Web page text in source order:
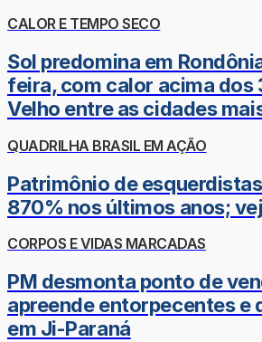
CALOR E TEMPO SECO
Sol predomina em
feira, com calor acima dos
Velho entre as cidades
QUADRILHA BRASIL EM AÇÃO
Patrimônio de
870% nos últimos anos;
CORPOS E VIDAS MARCADAS
PM desmonta ponto de
apreende entorpecentes e
em Ji-Paraná